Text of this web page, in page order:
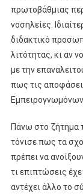
πρωτοβάθμιας
νοσηλείες.
διδακτικό
λιτότητας, κι αν
με την
πως τις
Εμπειρογνωμόνων.
Πάνω στο ζήτημα
τόνισε πως τα
πρέπει να
τι επιπτώσεις
αντέχει άλλο το